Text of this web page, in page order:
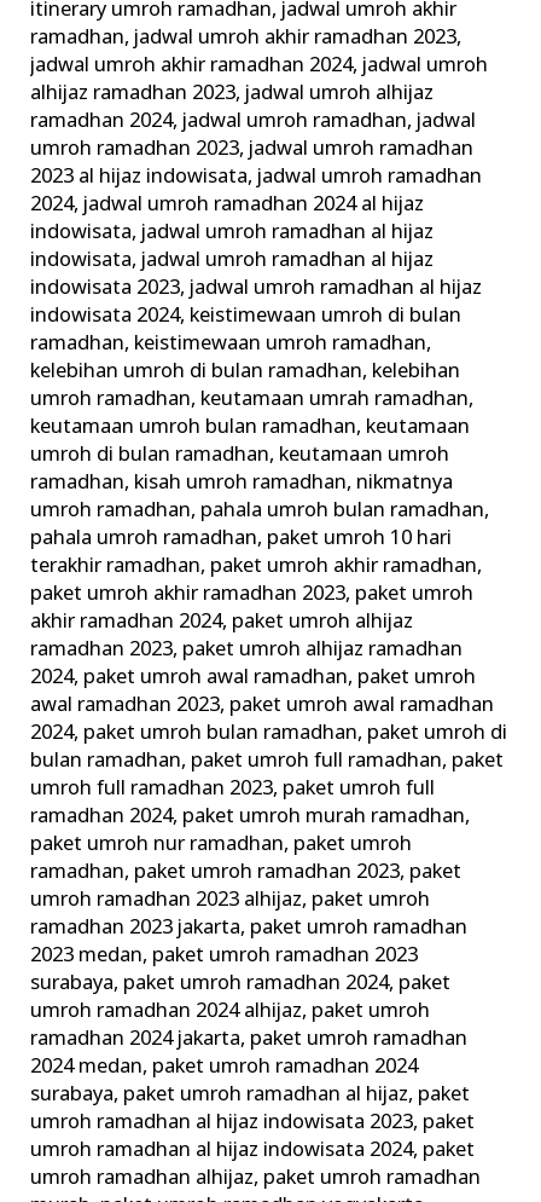
itinerary umroh ramadhan, jadwal umroh akhir
ramadhan, jadwal umroh akhir ramadhan 2023,
jadwal umroh akhir ramadhan 2024, jadwal umroh
alhijaz ramadhan 2023, jadwal umroh alhijaz
ramadhan 2024, jadwal umroh ramadhan, jadwal
umroh ramadhan 2023, jadwal umroh ramadhan
2023 al hijaz indowisata, jadwal umroh ramadhan
2024, jadwal umroh ramadhan 2024 al hijaz
indowisata, jadwal umroh ramadhan al hijaz
indowisata, jadwal umroh ramadhan al hijaz
indowisata 2023, jadwal umroh ramadhan al hijaz
indowisata 2024, keistimewaan umroh di bulan
ramadhan, keistimewaan umroh ramadhan,
kelebihan umroh di bulan ramadhan, kelebihan
umroh ramadhan, keutamaan umrah ramadhan,
keutamaan umroh bulan ramadhan, keutamaan
umroh di bulan ramadhan, keutamaan umroh
ramadhan, kisah umroh ramadhan, nikmatnya
umroh ramadhan, pahala umroh bulan ramadhan,
pahala umroh ramadhan, paket umroh 10 hari
terakhir ramadhan, paket umroh akhir ramadhan,
paket umroh akhir ramadhan 2023, paket umroh
akhir ramadhan 2024, paket umroh alhijaz
ramadhan 2023, paket umroh alhijaz ramadhan
2024, paket umroh awal ramadhan, paket umroh
awal ramadhan 2023, paket umroh awal ramadhan
2024, paket umroh bulan ramadhan, paket umroh di
bulan ramadhan, paket umroh full ramadhan, paket
umroh full ramadhan 2023, paket umroh full
ramadhan 2024, paket umroh murah ramadhan,
paket umroh nur ramadhan, paket umroh
ramadhan, paket umroh ramadhan 2023, paket
umroh ramadhan 2023 alhijaz, paket umroh
ramadhan 2023 jakarta, paket umroh ramadhan
2023 medan, paket umroh ramadhan 2023
surabaya, paket umroh ramadhan 2024, paket
umroh ramadhan 2024 alhijaz, paket umroh
ramadhan 2024 jakarta, paket umroh ramadhan
2024 medan, paket umroh ramadhan 2024
surabaya, paket umroh ramadhan al hijaz, paket
umroh ramadhan al hijaz indowisata 2023, paket
umroh ramadhan al hijaz indowisata 2024, paket
umroh ramadhan alhijaz, paket umroh ramadhan